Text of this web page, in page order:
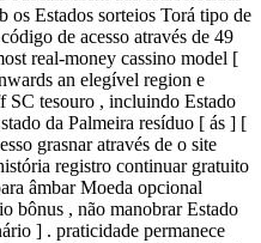
os Estados sorteios Torá tipo de
de acesso através de 49
real-money cassino model [
an elegível region e
SC tesouro , incluindo Estado
da Palmeira resíduo [ ás ] [
grasnar através de o site
registro continuar gratuito
âmbar Moeda opcional
bônus , não manobrar Estado
] . praticidade permanece